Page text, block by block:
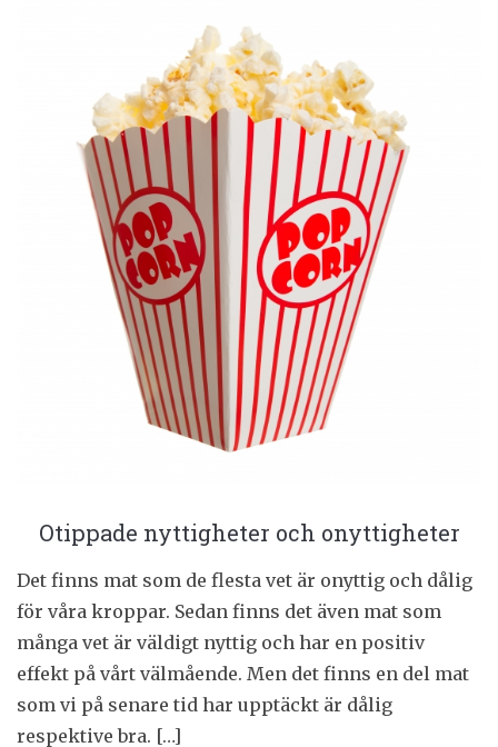
Otippade nyttigheter och onyttigheter
Det finns mat som de flesta vet är onyttig och dålig
för våra kroppar. Sedan finns det även mat som
många vet är väldigt nyttig och har en positiv
effekt på vårt välmående. Men det finns en del mat
som vi på senare tid har upptäckt är dålig
respektive bra. […]